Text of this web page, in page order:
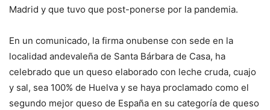
Madrid y que tuvo que post-ponerse por la pandemia.
En un comunicado, la firma onubense con sede en la
localidad andevaleña de Santa Bárbara de Casa, ha
celebrado que un queso elaborado con leche cruda, cuajo
y sal, sea 100% de Huelva y se haya proclamado como el
segundo mejor queso de España en su categoría de queso